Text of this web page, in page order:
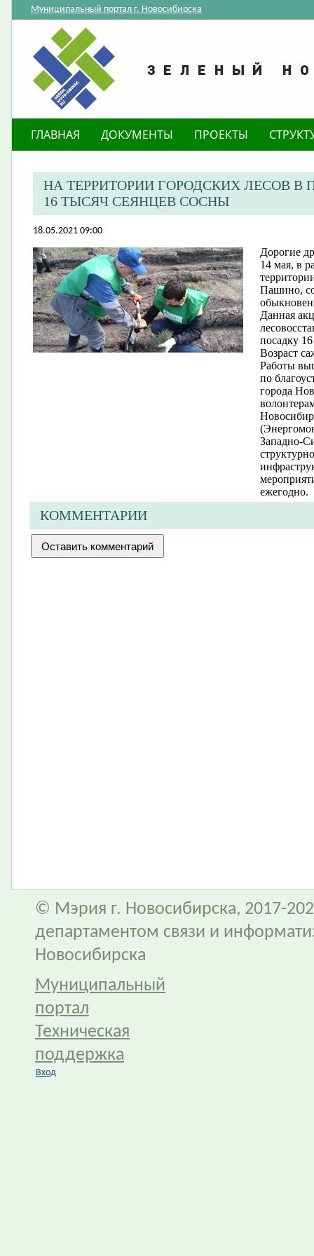
Муниципальный портал г. Новосибирска
ГЛАВНАЯ ДОКУМЕНТЫ ПРОЕКТЫ
НА ТЕРРИТОРИИ ГОРОДСКИХ ЛЕСОВ
16 ТЫСЯЧ СЕЯНЦЕВ СОСНЫ
18.05.2021 09:00
Дорогие
14 мая, в
Пашино,
Данная
посадку
Возраст
Работы
по
города
Западно-
ежегодно.
КОММЕНТАРИИ
© Мэрия г. Новосибирска, 2017-
департаментом связи и
Новосибирска
Муниципальный
портал
Техническая
поддержка
Вход